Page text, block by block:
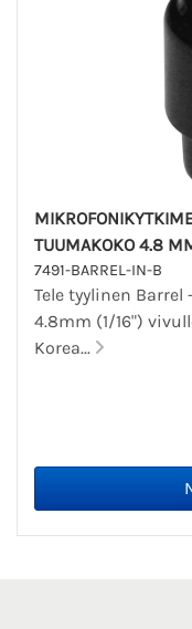
TUUMAKOKO 4.8
7491-BARREL-IN-B
Tele tyylinen
4.8mm (1/16")
Korea...